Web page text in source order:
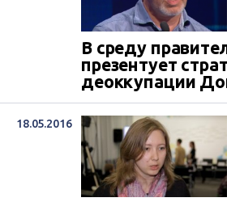
В среду
презентует
деоккупации
18.05.2016